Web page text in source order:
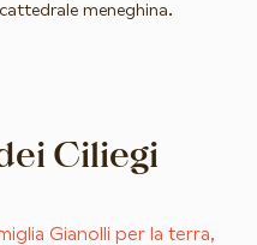
meneghina.
Ciliegi
Gianolli per la terra,